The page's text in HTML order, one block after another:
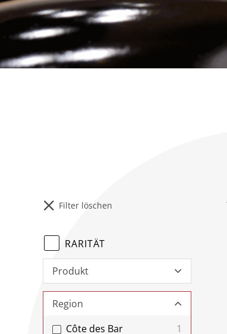
Filter löschen
RARITÄT
Produkt
Region
Côte des Bar
1
KONTAKT